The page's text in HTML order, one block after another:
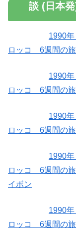
談 (日本
1990
ロッコ 6週間の旅
1990
ロッコ 6週間の旅
1990
ロッコ 6週間の
1990
ロッコ 6週間の旅
イボン
1990
ロッコ 6週間の